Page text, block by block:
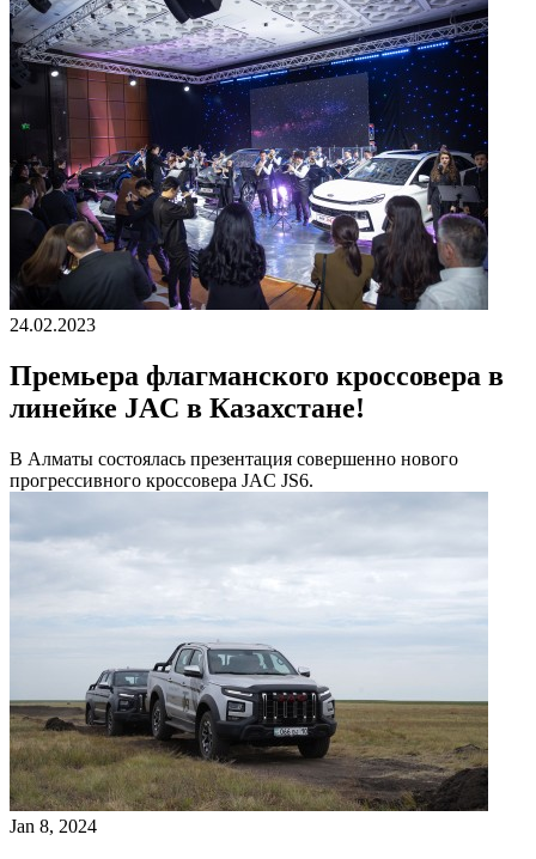
24.02.2023
Премьера флагманского кроссовера в
линейке JAC в Казахстане!
В Алматы состоялась презентация совершенно нового
прогрессивного кроссовера JAC JS6.
Jan 8, 2024